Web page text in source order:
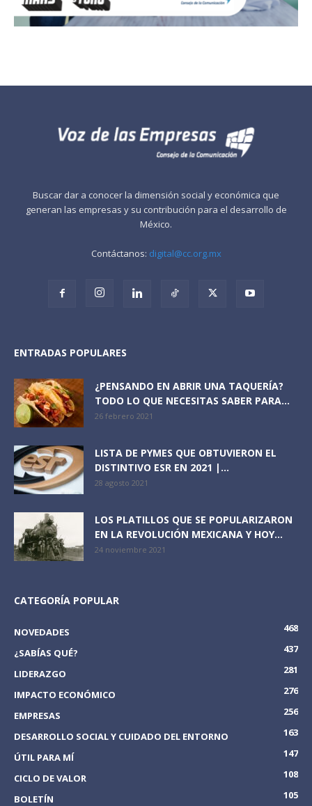
Buscar dar a conocer la dimensión social y económica que
generan las empresas y su contribución para el desarrollo de
México.
Contáctanos: digital@cc.org.mx
ENTRADAS POPULARES
¿PENSANDO EN ABRIR UNA TAQUERÍA?
TODO LO QUE NECESITAS SABER PARA...
26 febrero 2021
LISTA DE PYMES QUE OBTUVIERON EL
DISTINTIVO ESR EN 2021 |...
28 agosto 2021
LOS PLATILLOS QUE SE POPULARIZARON
EN LA REVOLUCIÓN MEXICANA Y HOY...
24 noviembre 2021
CATEGORÍA POPULAR
NOVEDADES
468
¿SABÍAS QUÉ?
437
LIDERAZGO
281
IMPACTO ECONÓMICO
276
EMPRESAS
256
DESARROLLO SOCIAL Y CUIDADO DEL ENTORNO
163
ÚTIL PARA MÍ
147
CICLO DE VALOR
108
BOLETÍN
105